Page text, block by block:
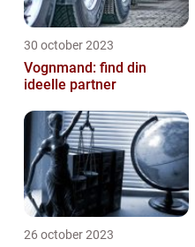
30 october 2023
Vognmand: find din
ideelle partner
26 october 2023